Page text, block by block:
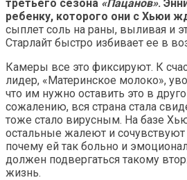
третьего сезона «Пацанов».
ребенку, которого они с Хьюи
сыплет соль на раны, выливая и
Старлайт быстро избивает ее в
Камеры все это фиксируют. К
лидер, «Материнское молоко»,
что им нужно оставить это в
сожалению, вся страна стала
тоже стало вирусным. На базе
остальные жалеют и
почему ей так больно и
должен подвергаться такому
жизнь.